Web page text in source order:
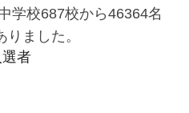
句
学校687校から46364名
ました。
者